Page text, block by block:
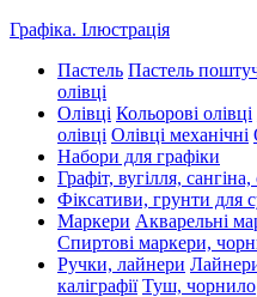
Графіка. Ілюстрація
Пастель Пастель
олівці
Олівці Кольорові олівці
олівці Олівці механічні
Набори для графіки
Графіт, вугілля, сангіна,
Фіксативи, грунти для
Маркери Акварельні
Спиртові маркери,
Ручки, лайнери
каліграфії Туш, чорнило